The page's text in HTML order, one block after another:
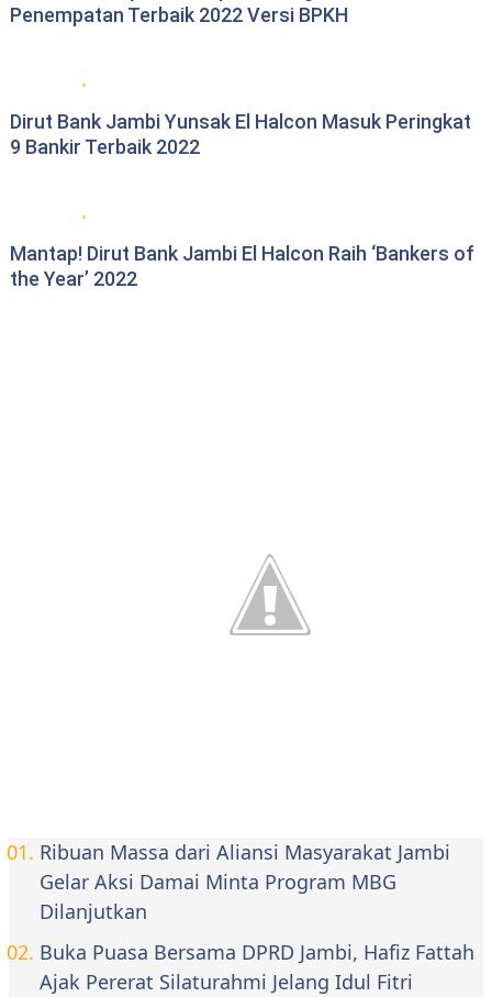
Penempatan Terbaik 2022 Versi BPKH
Dirut Bank Jambi Yunsak El Halcon Masuk Peringkat
9 Bankir Terbaik 2022
Mantap! Dirut Bank Jambi El Halcon Raih ‘Bankers of
the Year’ 2022
Ribuan Massa dari Aliansi Masyarakat Jambi
Gelar Aksi Damai Minta Program MBG
Dilanjutkan
Buka Puasa Bersama DPRD Jambi, Hafiz Fattah
Ajak Pererat Silaturahmi Jelang Idul Fitri